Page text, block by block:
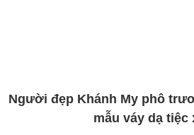
Người đẹp Khánh My phô
mẫu váy dạ tiệc